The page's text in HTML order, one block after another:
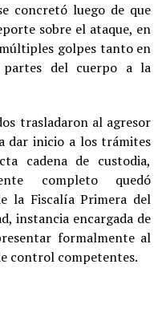
concretó luego de que
sobre el ataque, en
golpes tanto en
del cuerpo a la
trasladaron al agresor
dar inicio a los trámites
cadena de custodia,
completo quedó
la Fiscalía Primera del
instancia encargada de
formalmente al
control competentes.